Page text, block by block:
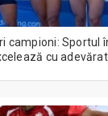
campioni: Sportul
cu